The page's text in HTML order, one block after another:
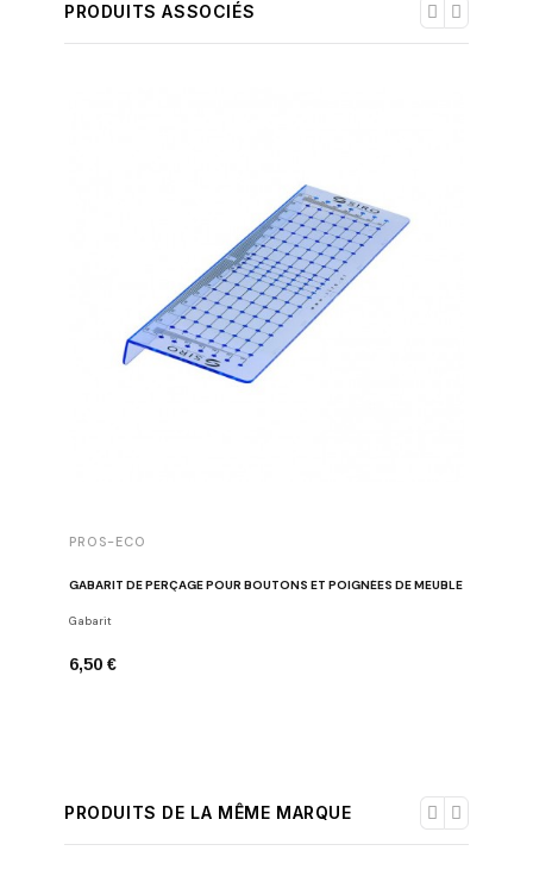
PRODUITS ASSOCIÉS
PROS-ECO
GABARIT DE PERÇAGE POUR BOUTONS ET POIGNÉES DE MEUBLE
Gabarit
6,50 €
PRODUITS DE LA MÊME MARQUE